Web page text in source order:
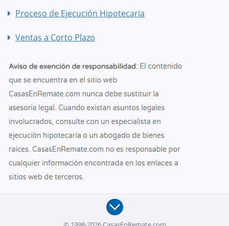
Proceso de Ejecución Hipotecaria
Ventas a Corto Plazo